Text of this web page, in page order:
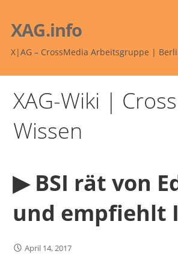
Inhalt
springen
XAG.info
X|AG – CrossMedia Arbeitsgruppe |
XAG-Wiki |
Wissen
▶︎ BSI rät von
und empfiehlt
April 14, 2017